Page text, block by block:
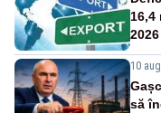
16,4
2026
10
să